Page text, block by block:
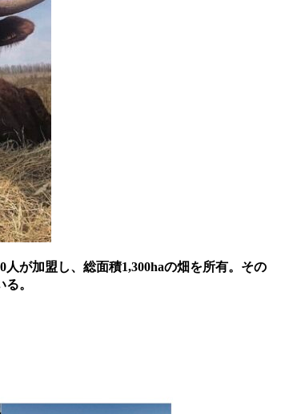
が加盟し、総面積1,300haの畑を所有。その
。